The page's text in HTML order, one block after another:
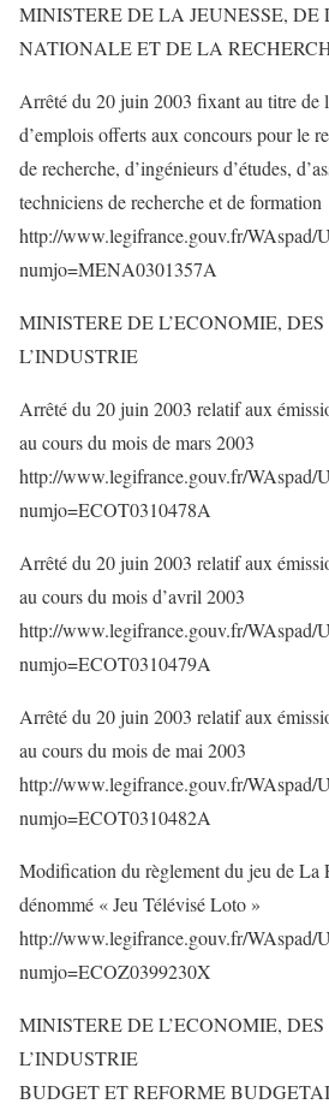
MINISTERE DE LA JEUNESSE, DE
NATIONALE ET DE LA
Arrêté du 20 juin 2003 fixant au titre de
d’emplois offerts aux concours pour le
de recherche, d’ingénieurs d’études,
techniciens de recherche et de formation
http://www.legifrance.gouv.fr/WAspad/
numjo=MENA0301357A
MINISTERE DE L’ECONOMIE,
L’INDUSTRIE
Arrêté du 20 juin 2003 relatif aux
au cours du mois de mars 2003
http://www.legifrance.gouv.fr/WAspad/
numjo=ECOT0310478A
Arrêté du 20 juin 2003 relatif aux
au cours du mois d’avril 2003
http://www.legifrance.gouv.fr/WAspad/
numjo=ECOT0310479A
Arrêté du 20 juin 2003 relatif aux
au cours du mois de mai 2003
http://www.legifrance.gouv.fr/WAspad/
numjo=ECOT0310482A
Modification du règlement du jeu de La
dénommé « Jeu Télévisé Loto »
http://www.legifrance.gouv.fr/WAspad/
numjo=ECOZ0399230X
MINISTERE DE L’ECONOMIE,
L’INDUSTRIE
BUDGET ET REFORME